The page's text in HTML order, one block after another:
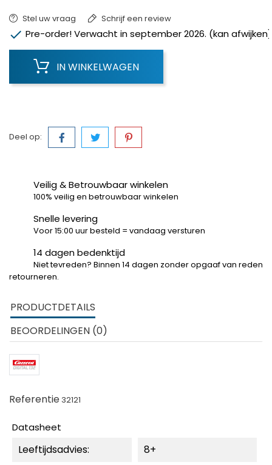
Stel uw vraag Schrijf een review
 Pre-order! Verwacht in september 2026. (kan afwijken)
IN WINKELWAGEN
Deel op:
Veilig & Betrouwbaar winkelen
100% veilig en betrouwbaar winkelen
Snelle levering
Voor 15:00 uur besteld = vandaag versturen
14 dagen bedenktijd
Niet tevreden? Binnen 14 dagen zonder opgaaf van reden
retourneren.
PRODUCTDETAILS
BEOORDELINGEN (0)
Referentie 32121
Datasheet
Leeftijdsadvies: 8+